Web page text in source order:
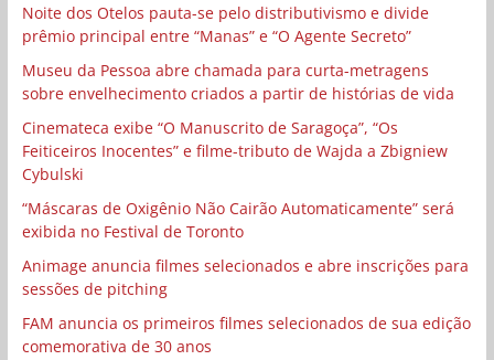
Noite dos Otelos pauta-se pelo distributivismo e divide
prêmio principal entre “Manas” e “O Agente Secreto”
Museu da Pessoa abre chamada para curta-metragens
sobre envelhecimento criados a partir de histórias de vida
Cinemateca exibe “O Manuscrito de Saragoça”, “Os
Feiticeiros Inocentes” e filme-tributo de Wajda a Zbigniew
Cybulski
“Máscaras de Oxigênio Não Cairão Automaticamente” será
exibida no Festival de Toronto
Animage anuncia filmes selecionados e abre inscrições para
sessões de pitching
FAM anuncia os primeiros filmes selecionados de sua edição
comemorativa de 30 anos